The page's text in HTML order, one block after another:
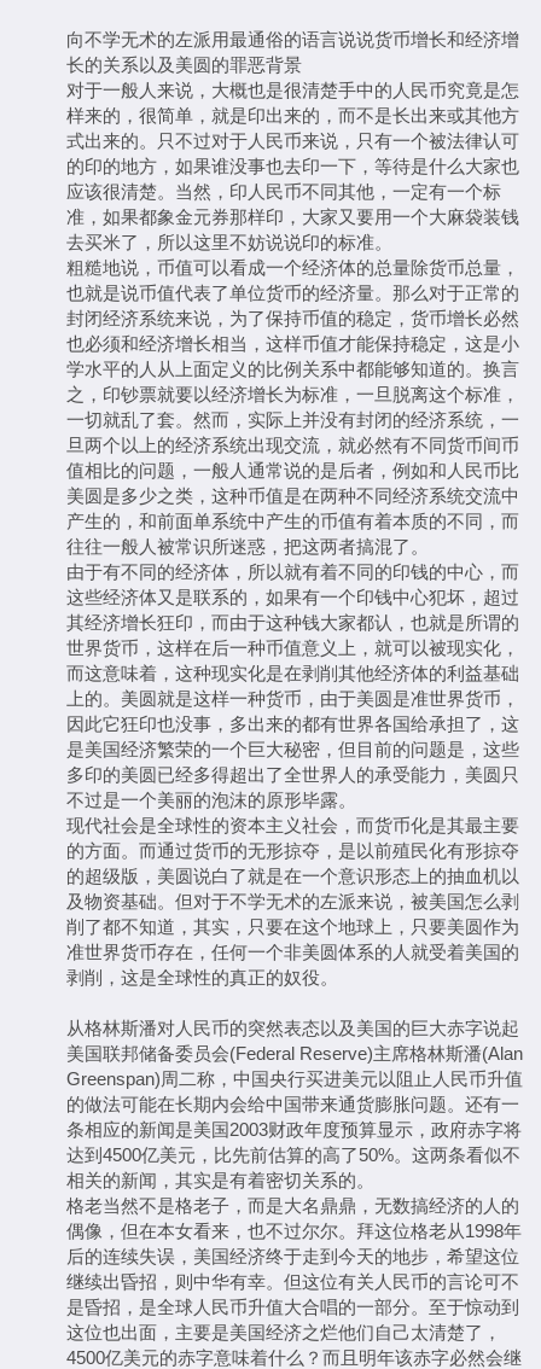
向不学无术的左派用最通俗的语言说说货币增长和经济增
长的关系以及美圆的罪恶背景
对于一般人来说，大概也是很清楚手中的人民币究竟是怎
样来的，很简单，就是印出来的，而不是长出来或其他方
式出来的。只不过对于人民币来说，只有一个被法律认可
的印的地方，如果谁没事也去印一下，等待是什么大家也
应该很清楚。当然，印人民币不同其他，一定有一个标
准，如果都象金元券那样印，大家又要用一个大麻袋装钱
去买米了，所以这里不妨说说印的标准。
粗糙地说，币值可以看成一个经济体的总量除货币总量，
也就是说币值代表了单位货币的经济量。那么对于正常的
封闭经济系统来说，为了保持币值的稳定，货币增长必然
也必须和经济增长相当，这样币值才能保持稳定，这是小
学水平的人从上面定义的比例关系中都能够知道的。换言
之，印钞票就要以经济增长为标准，一旦脱离这个标准，
一切就乱了套。然而，实际上并没有封闭的经济系统，一
旦两个以上的经济系统出现交流，就必然有不同货币间币
值相比的问题，一般人通常说的是后者，例如和人民币比
美圆是多少之类，这种币值是在两种不同经济系统交流中
产生的，和前面单系统中产生的币值有着本质的不同，而
往往一般人被常识所迷惑，把这两者搞混了。
由于有不同的经济体，所以就有着不同的印钱的中心，而
这些经济体又是联系的，如果有一个印钱中心犯坏，超过
其经济增长狂印，而由于这种钱大家都认，也就是所谓的
世界货币，这样在后一种币值意义上，就可以被现实化，
而这意味着，这种现实化是在剥削其他经济体的利益基础
上的。美圆就是这样一种货币，由于美圆是准世界货币，
因此它狂印也没事，多出来的都有世界各国给承担了，这
是美国经济繁荣的一个巨大秘密，但目前的问题是，这些
多印的美圆已经多得超出了全世界人的承受能力，美圆只
不过是一个美丽的泡沫的原形毕露。
现代社会是全球性的资本主义社会，而货币化是其最主要
的方面。而通过货币的无形掠夺，是以前殖民化有形掠夺
的超级版，美圆说白了就是在一个意识形态上的抽血机以
及物资基础。但对于不学无术的左派来说，被美国怎么剥
削了都不知道，其实，只要在这个地球上，只要美圆作为
准世界货币存在，任何一个非美圆体系的人就受着美国的
剥削，这是全球性的真正的奴役。
从格林斯潘对人民币的突然表态以及美国的巨大赤字说起
美国联邦储备委员会(Federal Reserve)主席格林斯潘(Alan
Greenspan)周二称，中国央行买进美元以阻止人民币升值
的做法可能在长期内会给中国带来通货膨胀问题。还有一
条相应的新闻是美国2003财政年度预算显示，政府赤字将
达到4500亿美元，比先前估算的高了50%。这两条看似不
相关的新闻，其实是有着密切关系的。
格老当然不是格老子，而是大名鼎鼎，无数搞经济的人的
偶像，但在本女看来，也不过尔尔。拜这位格老从1998年
后的连续失误，美国经济终于走到今天的地步，希望这位
继续出昏招，则中华有幸。但这位有关人民币的言论可不
是昏招，是全球人民币升值大合唱的一部分。至于惊动到
这位也出面，主要是美国经济之烂他们自己太清楚了，
4500亿美元的赤字意味着什么？而且明年该赤字必然会继